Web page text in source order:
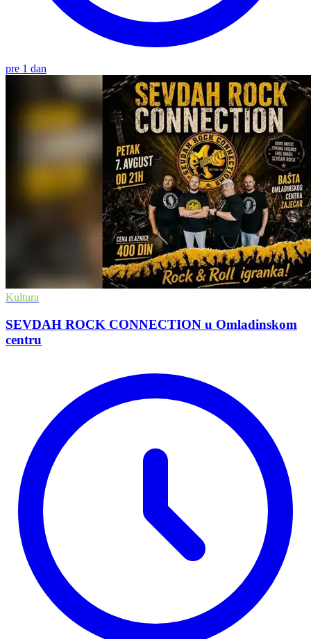
pre 1 dan
Kultura
SEVDAH ROCK CONNECTION u Omladinskom
centru